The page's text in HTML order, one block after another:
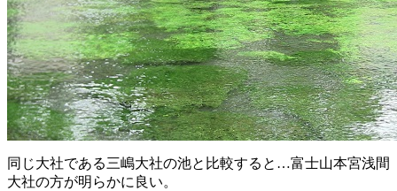
同じ大社である三嶋大社の池と比較すると…富士山本宮浅間
大社の方が明らかに良い。